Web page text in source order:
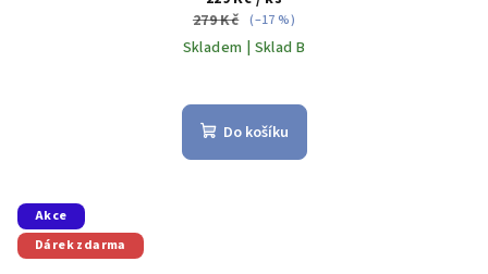
279 Kč (–17 %)
Skladem | Sklad B
Do košíku
Akce
Dárek zdarma